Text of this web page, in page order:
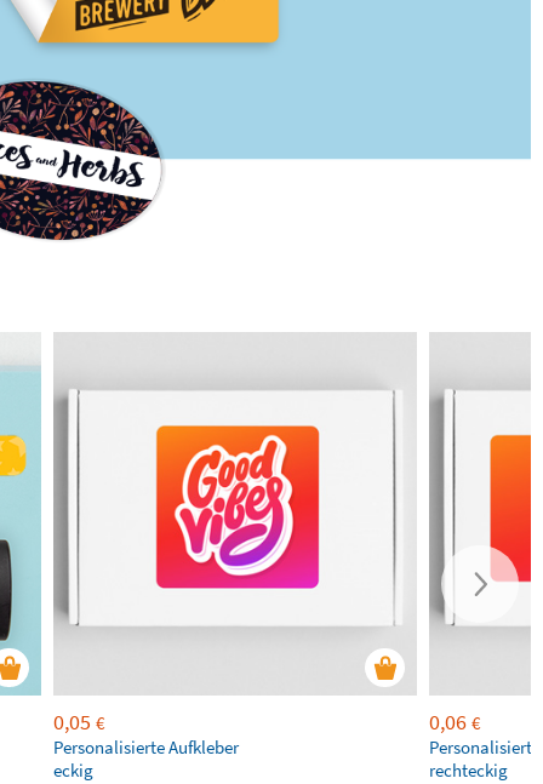
0,05 €
Personalisierte Aufkleber
eckig
0,06 €
rechteckig